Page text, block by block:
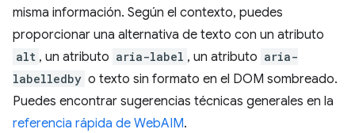
misma información. Según el contexto, puedes
proporcionar una alternativa de texto con un atributo
alt , un atributo aria-label , un atributo aria-
labelledby o texto sin formato en el DOM sombreado.
Puedes encontrar sugerencias técnicas generales en la
referencia rápida de WebAIM.